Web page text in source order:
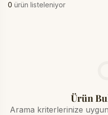
0 ürün listeleniyor
Ürün
Arama kriterlerinize